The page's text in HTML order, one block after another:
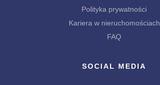
Polityka prywatności
Kariera w nieruchomościach
FAQ
SOCIAL MEDIA